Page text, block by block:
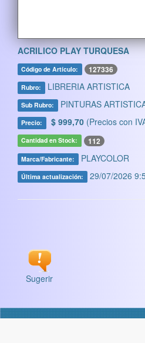
ACRILICO PLAY TURQUESA
Código de Artículo: 127336
Rubro: LIBRERIA ARTISTICA
Sub Rubro: PINTURAS
Precio: $ 999,70 (Precios con
Cantidad en Stock: 112
Marca/Fabricante: PLAYCOLOR
Última actualización: 29/07/2026
Sugerir